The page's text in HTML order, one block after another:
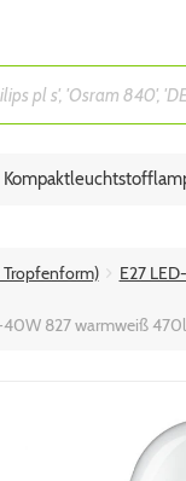
Tropfenform) E27
827 warmweiß